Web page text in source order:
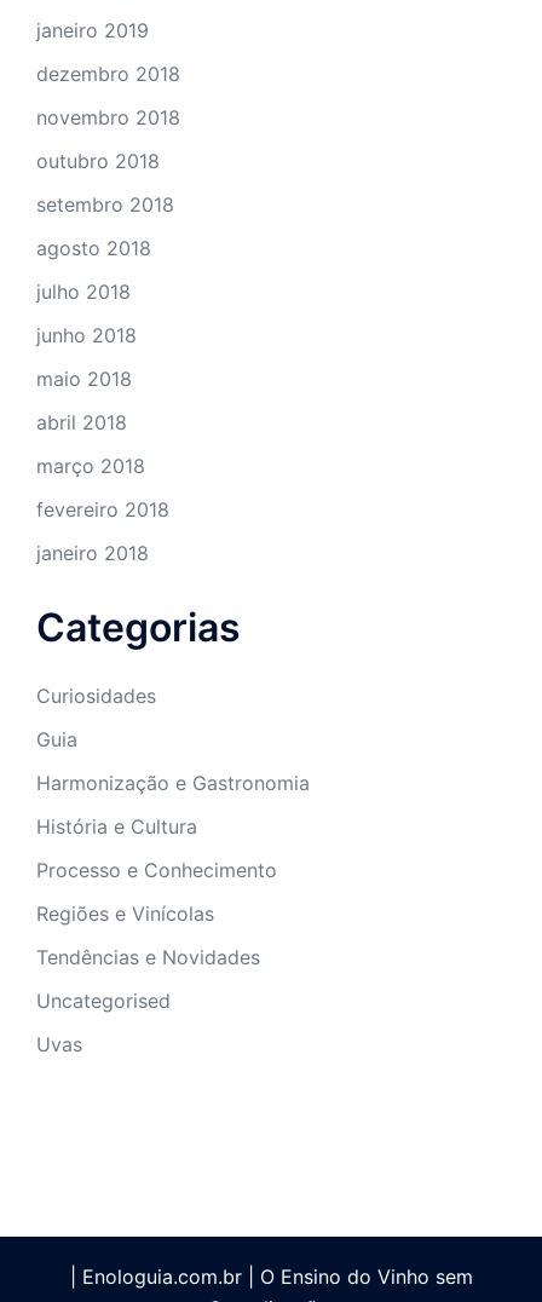
janeiro 2019
dezembro 2018
novembro 2018
outubro 2018
setembro 2018
agosto 2018
julho 2018
junho 2018
maio 2018
abril 2018
março 2018
fevereiro 2018
janeiro 2018
Categorias
Curiosidades
Guia
Harmonização e Gastronomia
História e Cultura
Processo e Conhecimento
Regiões e Vinícolas
Tendências e Novidades
Uncategorised
Uvas
| Enologuia.com.br | O Ensino do Vinho sem